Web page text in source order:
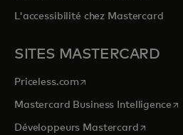
L'accessibilité chez Mastercard
SITES MASTERCARD
Priceless.com s’ouvre dans un
Mastercard Business Intelligence
Développeurs Mastercards’ouvre